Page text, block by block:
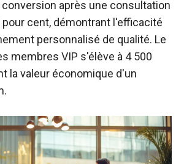
conversion après une consultation
cent, démontrant l'efficacité
personnalisé de qualité. Le
membres VIP s'élève à 4 500
la valeur économique d'un